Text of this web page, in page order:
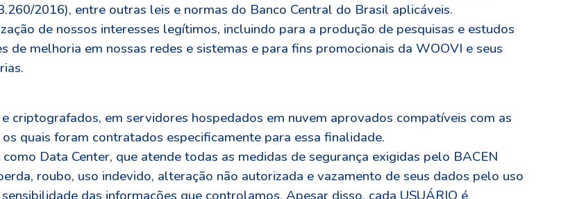
2016), entre outras leis e normas do Banco Central do Brasil aplicáveis.
de nossos interesses legítimos, incluindo para a produção de pesquisas e estudos
de melhoria em nossas redes e sistemas e para fins promocionais da WOOVI e seus
criptografados, em servidores hospedados em nuvem aprovados compatíveis com as
quais foram contratados especificamente para essa finalidade.
Data Center, que atende todas as medidas de segurança exigidas pelo BACEN
roubo, uso indevido, alteração não autorizada e vazamento de seus dados pelo uso